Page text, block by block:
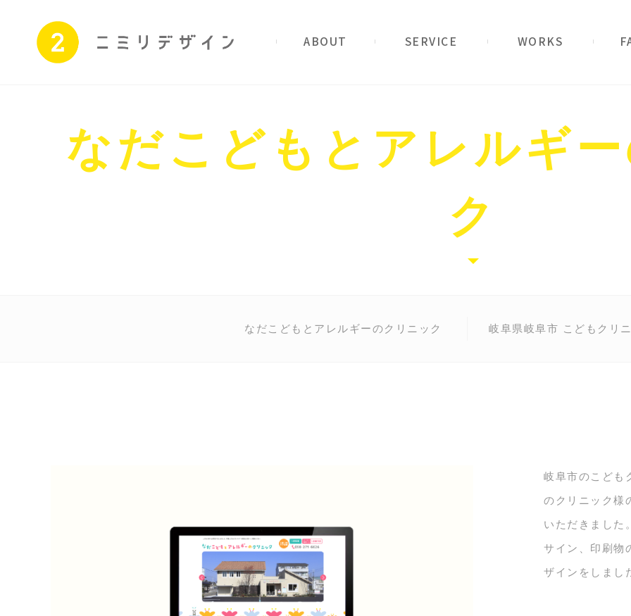
私たちのこと サービス 実例紹介 ご質問
なだこどもとアレルギ
ク
なだこどもとアレルギーのクリニック 岐阜県岐阜市 こどもクリ
岐阜市のこども
のクリニック様
いただきました。
サイン、印刷物
ザインをしまし